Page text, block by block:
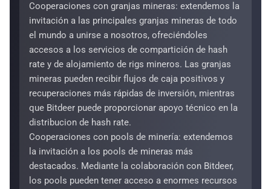
Cooperaciones con granjas mineras: extendemos la
invitación a las principales granjas mineras de todo
el mundo a unirse a nosotros, ofreciéndoles
accesos a los servicios de compartición de hash
rate y de alojamiento de rigs mineros. Las granjas
mineras pueden recibir flujos de caja positivos y
recuperaciones más rápidas de inversión, mientras
que Bitdeer puede proporcionar apoyo técnico en la
distribucion de hash rate.
Cooperaciones con pools de minería: extendemos
la invitación a los pools de mineras más
destacados. Mediante la colaboración con Bitdeer,
los pools pueden tener acceso a enormes recursos